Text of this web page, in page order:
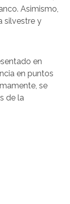
Asimismo,
silvestre y
en
en puntos
se
de la